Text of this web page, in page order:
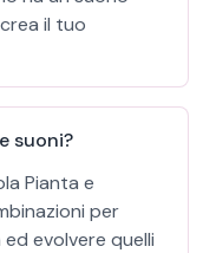
il tuo
suoni?
Pianta e
per
evolvere quelli